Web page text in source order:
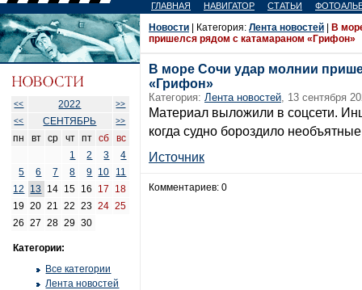
ГЛАВНАЯ НАВИГАТОР СТАТЬИ
<< 2022
>>
<<
СЕНТЯБРЬ >>
пн вт ср чт пт сб
вс
1
2 3
4
5
6 7 8 9 10
11
12
13 14 15 16 17
18
19 20 21 22 23 24 25
26
27 28 29 30
Категории:
Все категории
Лента новостей
Новости | Категория: Лента новостей
В
пришелся рядом с катамараном «Грифон»
В море Сочи удар молнии
«Грифон»
Категория: Лента новостей, 13 сентября
Материал выложили в соцсети.
когда судно бороздило
Источник
Комментариев: 0